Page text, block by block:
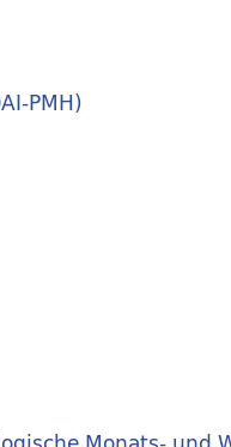
PMH)